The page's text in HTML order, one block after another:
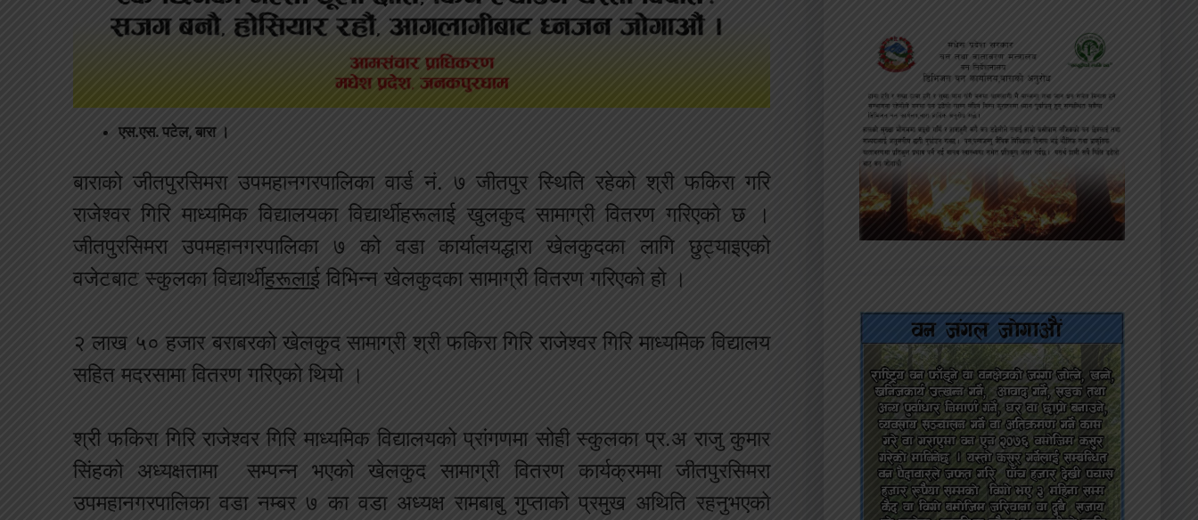
एस.एस. पटेल, बारा ।
बाराको जीतपुरसिमरा उपमहानगरपालिका वार्ड नं. ७ जीतपुर स्थिति रहेको श्री फकिरा गरि
राजेश्वर गिरि माध्यमिक विद्यालयका विद्यार्थीहरूलाई खुलकुद सामाग्री वितरण गरिएको छ ।
जीतपुरसिमरा उपमहानगरपालिका ७ को वडा कार्यालयद्धारा खेलकुदका लागि छुट्याइएको
वजेटबाट स्कुलका विद्यार्थीहरूलाईविभिन्न खेलकुदका सामाग्री वितरण गरिएको हो ।
२ लाख ५० हजार बराबरको खेलकुद सामाग्री श्री फकिरा गिरि राजेश्वर गिरि माध्यमिक विद्यालय
सहित मदरसामा वितरण गरिएको थियो ।
श्री फकिरा गिरि राजेश्वर गिरि माध्यमिक विद्यालयको प्रांगणमा सोही स्कुलका प्र.अ राजु कुमार
सिंहक‍ो अध्यक्षतामा सम्पन्न भएको खेलकुद सामाग्री वितरण कार्यक्रममा जीतपुरसिमरा
उपमहानगरपालिका वडा नम्बर ७ का वडा अध्यक्ष रामबाबु गुप्ताको प्रमुख अथिति रहनुभएको